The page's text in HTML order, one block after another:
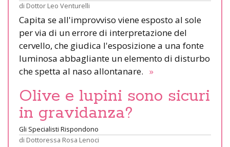
di Dottor Leo Venturelli
Capita se all'improvviso viene esposto al sole
per via di un errore di interpretazione del
cervello, che giudica l'esposizione a una fonte
luminosa abbagliante un elemento di disturbo
che spetta al naso allontanare. »
Olive e lupini sono sicuri
in gravidanza?
Gli Specialisti Rispondono
di Dottoressa Rosa Lenoci